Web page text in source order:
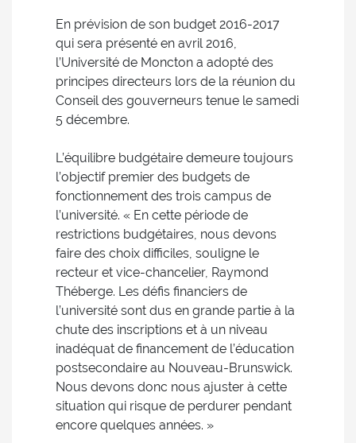
En prévision de son budget 2016-2017
qui sera présenté en avril 2016,
l’Université de Moncton a adopté des
principes directeurs lors de la réunion du
Conseil des gouverneurs tenue le samedi
5 décembre.
L’équilibre budgétaire demeure toujours
l’objectif premier des budgets de
fonctionnement des trois campus de
l’université. « En cette période de
restrictions budgétaires, nous devons
faire des choix difficiles, souligne le
recteur et vice-chancelier, Raymond
Théberge. Les défis financiers de
l’université sont dus en grande partie à la
chute des inscriptions et à un niveau
inadéquat de financement de l’éducation
postsecondaire au Nouveau-Brunswick.
Nous devons donc nous ajuster à cette
situation qui risque de perdurer pendant
encore quelques années. »